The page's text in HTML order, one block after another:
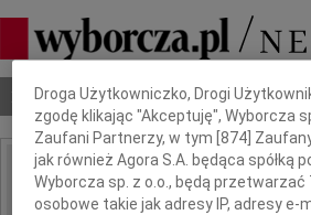
Nekrologi Odeszli Poradnik
IMIĘ I NAZWISKO: Janusz
Dbamy o Twoją prywatność
Droga Użytkowniczko, Drogi
zgodę klikając "Akceptuję", Wyborcza
Zaufani Partnerzy, w tym [874]
jak również Agora S.A. będąca spółką
Wyborcza sp. z o.o., będą przetwarzać
osobowe takie jak adresy IP, adresy e-